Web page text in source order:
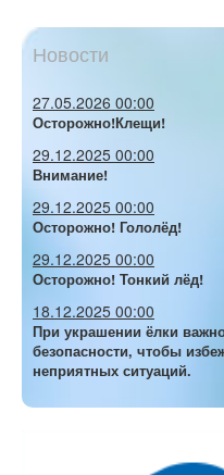
Новости
27.05.2026 00:00
Осторожно!Клещи!
29.12.2025 00:00
Внимание!
29.12.2025 00:00
Осторожно! Гололёд!
29.12.2025 00:00
Осторожно! Тонкий лёд!
18.12.2025 00:00
При украшении ёлки
безопасности, чтобы
неприятных ситуаций.